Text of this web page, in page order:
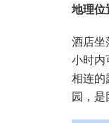
地理位
酒店
小时内
相连的
园，是